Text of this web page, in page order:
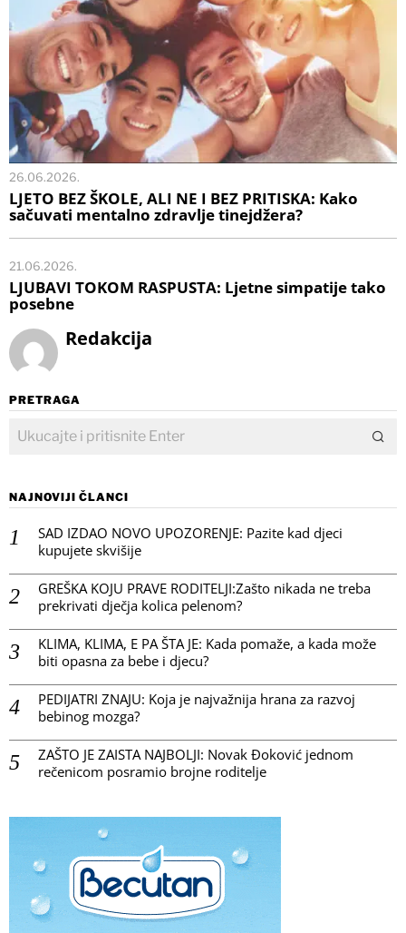
26.06.2026.
LJETO BEZ ŠKOLE, ALI NE I BEZ PRITISKA: Kako
sačuvati mentalno zdravlje tinejdžera?
21.06.2026.
LJUBAVI TOKOM RASPUSTA: Ljetne simpatije tako
posebne
Redakcija
PRETRAGA
NAJNOVIJI ČLANCI
SAD IZDAO NOVO UPOZORENJE: Pazite kad djeci
kupujete skvišije
GREŠKA KOJU PRAVE RODITELJI:Zašto nikada ne treba
prekrivati dječja kolica pelenom?
KLIMA, KLIMA, E PA ŠTA JE: Kada pomaže, a kada može
biti opasna za bebe i djecu?
PEDIJATRI ZNAJU: Koja je najvažnija hrana za razvoj
bebinog mozga?
ZAŠTO JE ZAISTA NAJBOLJI: Novak Đoković jednom
rečenicom posramio brojne roditelje